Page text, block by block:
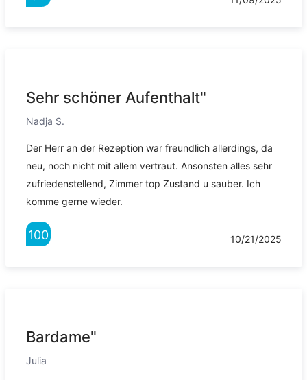
Sehr schöner Aufenthalt"
Nadja S.
Der Herr an der Rezeption war freundlich allerdings, da
neu, noch nicht mit allem vertraut. Ansonsten alles sehr
zufriedenstellend, Zimmer top Zustand u sauber. Ich
komme gerne wieder.
100 10/21/2025
Bardame"
Julia